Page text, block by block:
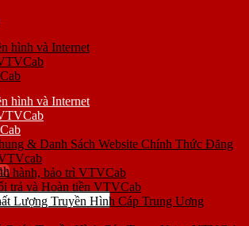
hình và Internet
hình và Internet
& Danh Sách Website Chính Thức Đăng
hành, bảo trì VTVCab
trả và Hoàn tiền VTVCab
Lượng Truyền Hình Cáp Trung Uơng